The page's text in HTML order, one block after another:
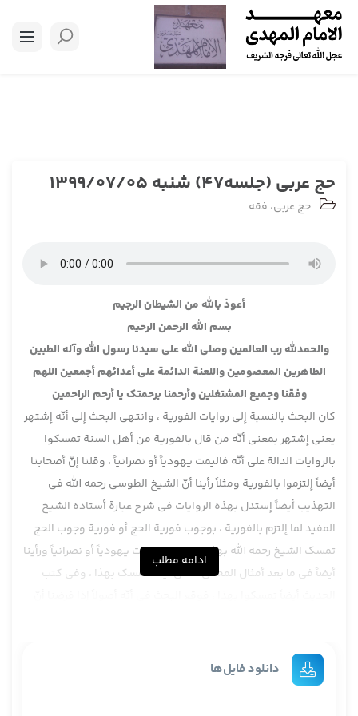
حج عربی (جلسه47) ‎شنبه 1399/07/05
حج عربی، فقه
أعوذ بالله من الشيطان الرجيم
بسم الله الرحمن الرحيم
والحمدلله رب العالمين وصلى الله على سيدنا رسول الله وآله الطبين
الطاهرين المعصومين واللعنة الدائمة على أعدائهم أجمعين اللهم
وفقنا وجميع المشتغلين وأرحمنا برحمتك يا أرحم الراحمين
كان البحث بالنسبة إلى روايات الفورية ، وانتهى البحث إلى أنّه إشتهر
يعني إشتهر بمعنى أنّه من قال بالفورية من أهل السنة تمسكوا
بالروايات الدالة على أنّه فاليمت يهودياً أو نصرانياً ، وقلنا إنّ أصحابنا
أيضاً إلتزموا بالفورية ومثلاً رأينا أنّ الشيخ الطوسي رحمه الله في
التهذيب أيضاً إستدل بهذه الروايات في شرح عبارة أستاده الشيخ
المفيد لما إلتزم بالفورية ، بوجوب فورية الحج أو فورية وجوب الحج
تمسك الشيخ رحمه الله بهذه الروايات فليمت يهودياً أو نصرانياً ورأينا
أيضاً في ما بعد أمثال المحقق الحلي أيضاً تمسك بهذا ، وفي كتب
يمكن أن يقال مادام فقهائنا وعلماؤنا فهموا هذا المطلب فلو فرضنا
عدم وضوح الدلالة ينجبر ضعف الدلالة كما يقال ينجبر ضعف السند
ادامه مطلب
دانلود فایل‌ها